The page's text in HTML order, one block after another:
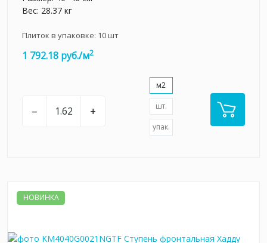
Вес: 28.37 кг
Плиток в упаковке: 10шт
1 792.18 руб./м2
– +
м2
шт.
упак.
НОВИНКА